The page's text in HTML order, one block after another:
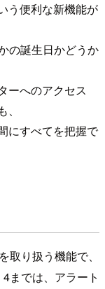
う便利な新機能が
の誕生日かどうか
ーへのアクセス
にすべてを把握で
り扱う機能で、
までは、アラート